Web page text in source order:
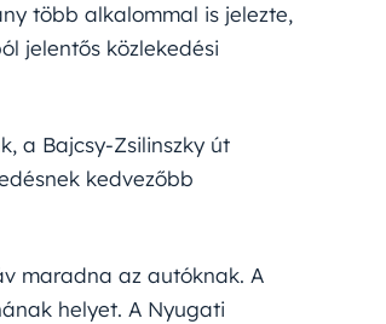
több alkalommal is jelezte,
jelentős közlekedési
a Bajcsy-Zsilinszky út
kedvezőbb
maradna az autóknak. A
helyet. A Nyugati